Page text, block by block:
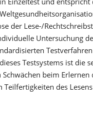
der Lese-/
Untersuchung
Testsystems ist die
Schwächen beim Erlernen
Teilfertigkeiten des